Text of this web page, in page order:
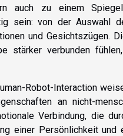
auch zu einem
sein: von der Auswahl
und Gesichtszügen.
stärker verbunden
Robot-Interaction
an nicht-
Verbindung, die
einer Persönlichkeit